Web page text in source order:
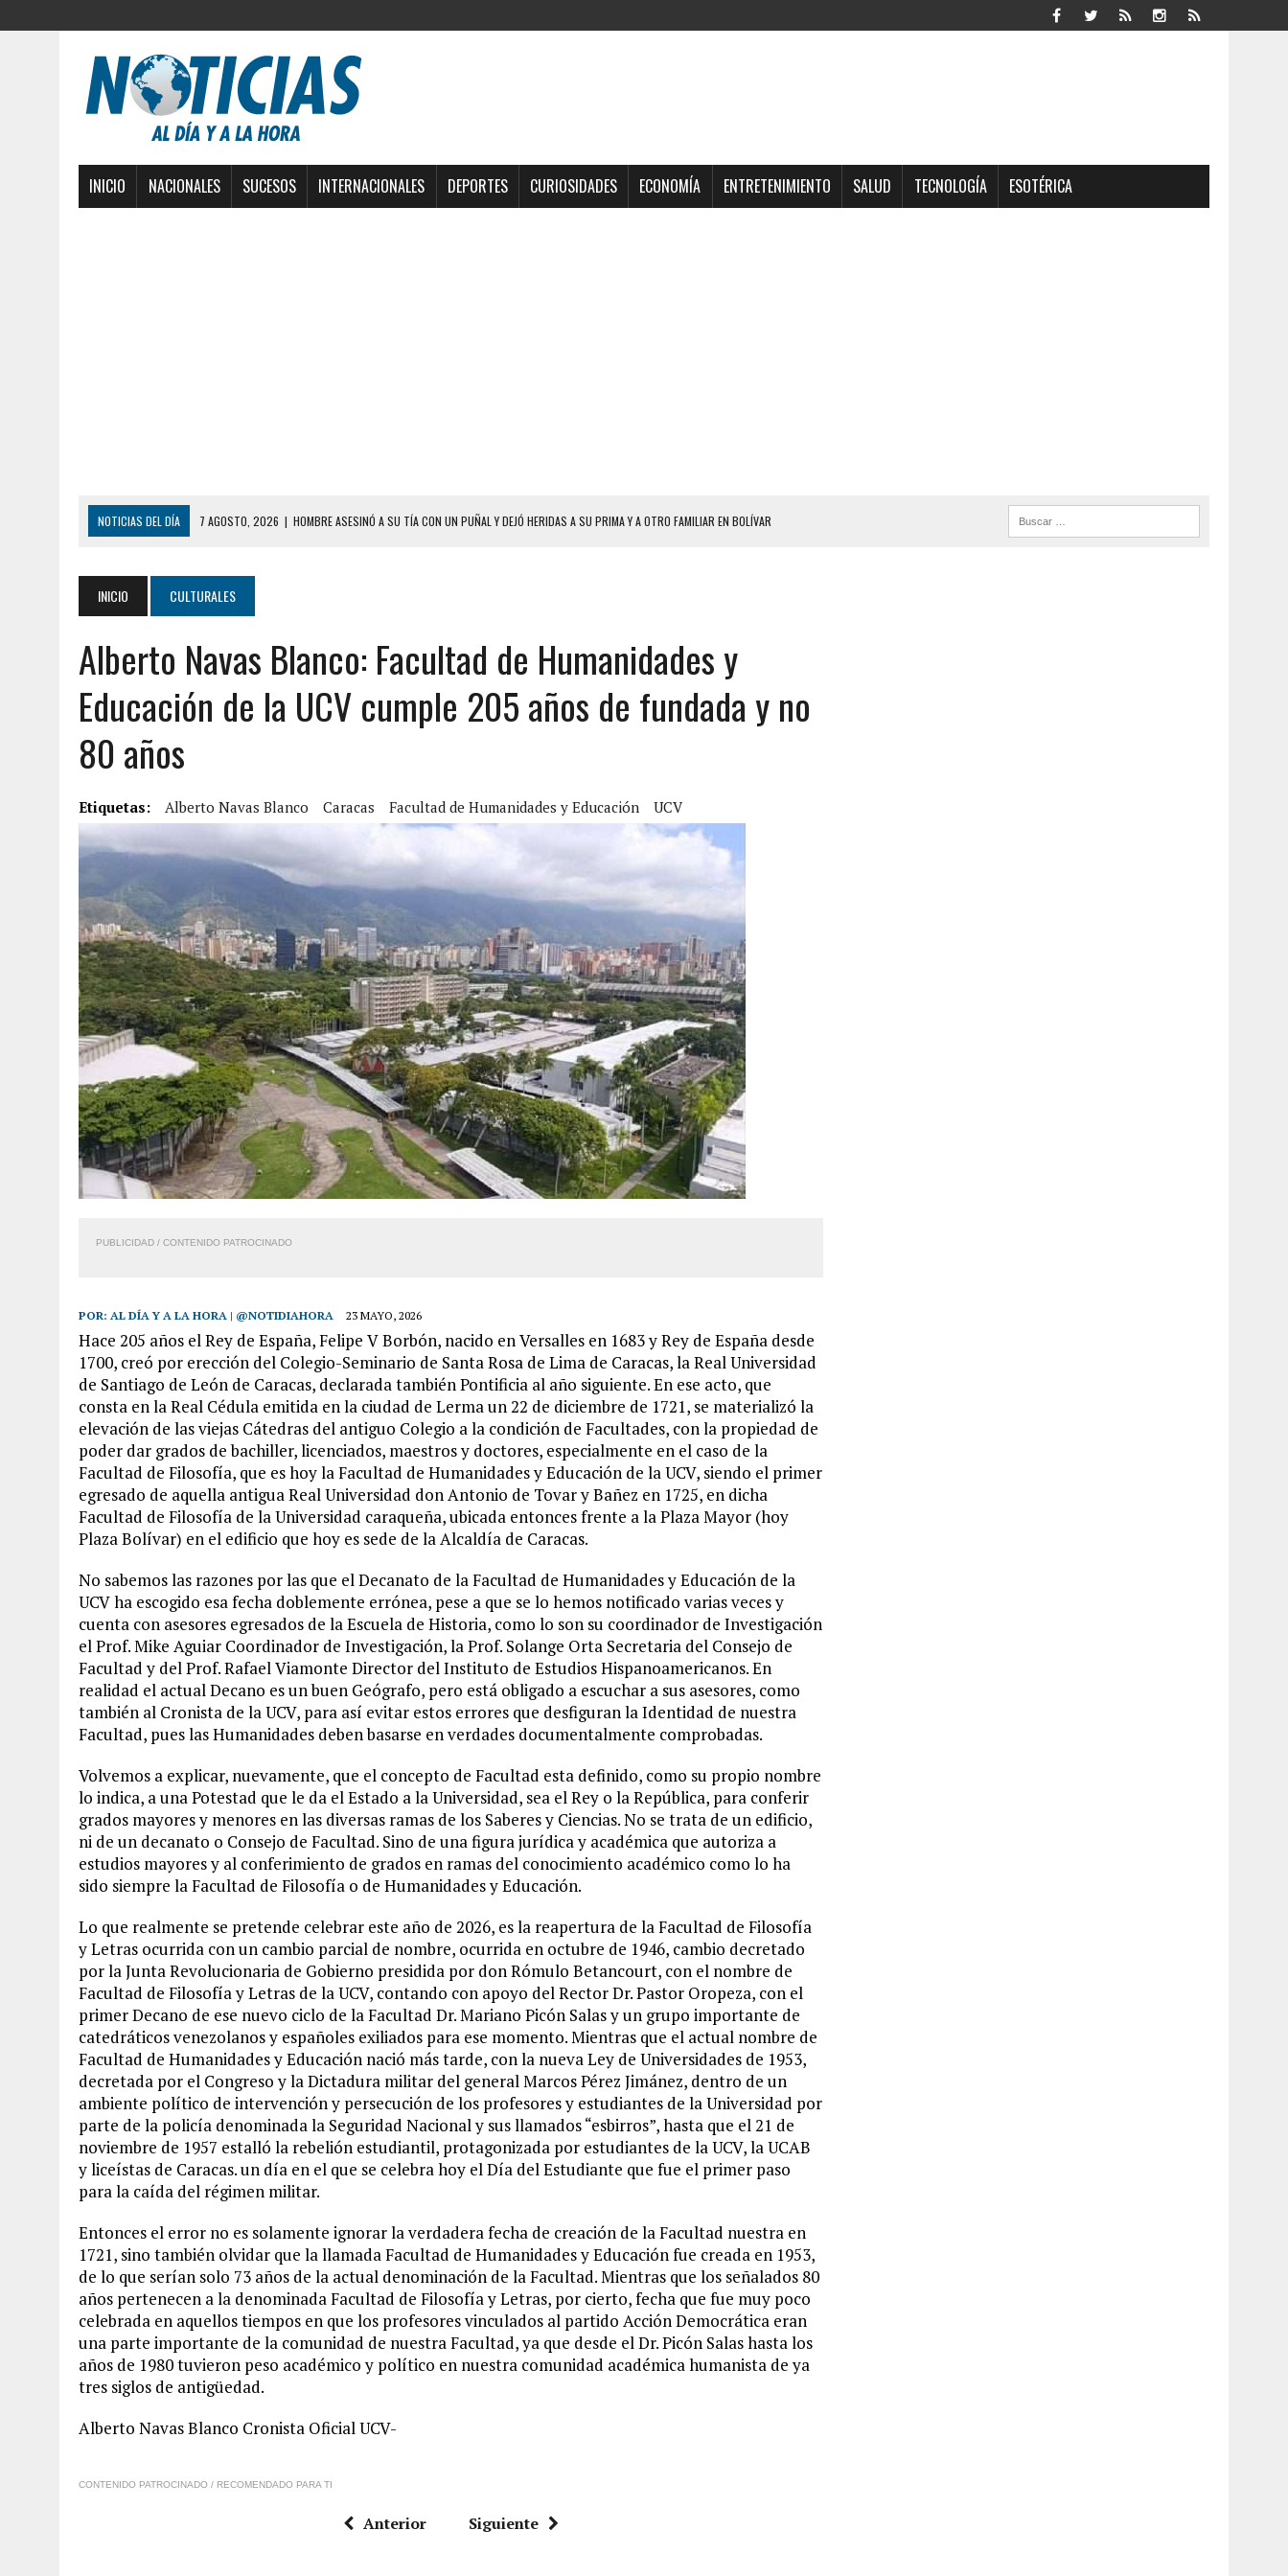
INICIO NACIONALES SUCESOS INTERNACIONALES DEPORTES CURIOSIDADES ECONOMÍA ENTRETENIMIENTO SALUD TECNOLOGÍA ESOTÉRICA
NOTICIAS DEL DÍA 7 AGOSTO, 2026 | HOMBRE ASESINÓ A SU TÍA CON UN PUÑAL Y DEJÓ HERIDAS A SU PRIMA Y A OTRO FAMILIAR EN BOLÍVAR
6 AGOSTO, 2026 | MISTERIOSA MUERTE DE MODELO EN MONAGAS: HALLARON EL CUERPO DENTRO DE SU CASA
6 AGOSTO, 2026
BARINAS: ADOLESCENTE SE QUITÓ LA VIDA TRAS SER ACOSADA Y ABUSADA POR LA PAREJA DE SU ABUELA
6 AGOSTO, 2026
CONMOCIÓN EN COLORADO POR ASESINATO DE UNA ADOLESCENTE VENEZOLANA EN REUNIÓN CON AMIGOS
5 AGOSTO, 2026
|
PRESUNTO BROTE PSICÓTICO POR FALTA DE TRATAMIENTO DESENCADENÓ TRAGEDIA FAMILIAR
5 AGOSTO, 2026
8 AGOSTO, 2026
7 AGOSTO, 2026 | FUGA DE GAS GENERÓ EXPLOSIÓN EN LOCAL COMERCIAL DE CHACAO
INICIO CULTURALES
Alberto Navas Blanco: Facultad de Humanidades y
Educación de la UCV cumple 205 años de fundada y no
80 años
Etiquetas: Alberto Navas Blanco Caracas Facultad de Humanidades y Educación UCV
PUBLICIDAD / CONTENIDO PATROCINADO
POR: AL DÍA Y A LA HORA | @NOTIDIAHORA 23 MAYO, 2026
Hace 205 años el Rey de España, Felipe V Borbón, nacido en Versalles en 1683 y Rey de España desde
1700, creó por erección del Colegio-Seminario de Santa Rosa de Lima de Caracas, la Real Universidad
de Santiago de León de Caracas, declarada también Pontificia al año siguiente. En ese acto, que
consta en la Real Cédula emitida en la ciudad de Lerma un 22 de diciembre de 1721, se materializó la
elevación de las viejas Cátedras del antiguo Colegio a la condición de Facultades, con la propiedad de
poder dar grados de bachiller, licenciados, maestros y doctores, especialmente en el caso de la
Facultad de Filosofía, que es hoy la Facultad de Humanidades y Educación de la UCV, siendo el primer
egresado de aquella antigua Real Universidad don Antonio de Tovar y Bañez en 1725, en dicha
Facultad de Filosofía de la Universidad caraqueña, ubicada entonces frente a la Plaza Mayor (hoy
Plaza Bolívar) en el edificio que hoy es sede de la Alcaldía de Caracas.
No sabemos las razones por las que el Decanato de la Facultad de Humanidades y Educación de la
UCV ha escogido esa fecha doblemente errónea, pese a que se lo hemos notificado varias veces y
cuenta con asesores egresados de la Escuela de Historia, como lo son su coordinador de Investigación
el Prof. Mike Aguiar Coordinador de Investigación, la Prof. Solange Orta Secretaria del Consejo de
Facultad y del Prof. Rafael Viamonte Director del Instituto de Estudios Hispanoamericanos. En
realidad el actual Decano es un buen Geógrafo, pero está obligado a escuchar a sus asesores, como
también al Cronista de la UCV, para así evitar estos errores que desfiguran la Identidad de nuestra
Facultad, pues las Humanidades deben basarse en verdades documentalmente comprobadas.
Volvemos a explicar, nuevamente, que el concepto de Facultad esta definido, como su propio nombre
lo indica, a una Potestad que le da el Estado a la Universidad, sea el Rey o la República, para conferir
grados mayores y menores en las diversas ramas de los Saberes y Ciencias. No se trata de un edificio,
ni de un decanato o Consejo de Facultad. Sino de una figura jurídica y académica que autoriza a
estudios mayores y al conferimiento de grados en ramas del conocimiento académico como lo ha
sido siempre la Facultad de Filosofía o de Humanidades y Educación.
Lo que realmente se pretende celebrar este año de 2026, es la reapertura de la Facultad de Filosofía
y Letras ocurrida con un cambio parcial de nombre, ocurrida en octubre de 1946, cambio decretado
por la Junta Revolucionaria de Gobierno presidida por don Rómulo Betancourt, con el nombre de
Facultad de Filosofía y Letras de la UCV, contando con apoyo del Rector Dr. Pastor Oropeza, con el
primer Decano de ese nuevo ciclo de la Facultad Dr. Mariano Picón Salas y un grupo importante de
catedráticos venezolanos y españoles exiliados para ese momento. Mientras que el actual nombre de
Facultad de Humanidades y Educación nació más tarde, con la nueva Ley de Universidades de 1953,
decretada por el Congreso y la Dictadura militar del general Marcos Pérez Jimánez, dentro de un
ambiente político de intervención y persecución de los profesores y estudiantes de la Universidad por
parte de la policía denominada la Seguridad Nacional y sus llamados “esbirros”, hasta que el 21 de
noviembre de 1957 estalló la rebelión estudiantil, protagonizada por estudiantes de la UCV, la UCAB
y liceístas de Caracas. un día en el que se celebra hoy el Día del Estudiante que fue el primer paso
para la caída del régimen militar.
Entonces el error no es solamente ignorar la verdadera fecha de creación de la Facultad nuestra en
1721, sino también olvidar que la llamada Facultad de Humanidades y Educación fue creada en 1953,
de lo que serían solo 73 años de la actual denominación de la Facultad. Mientras que los señalados 80
años pertenecen a la denominada Facultad de Filosofía y Letras, por cierto, fecha que fue muy poco
celebrada en aquellos tiempos en que los profesores vinculados al partido Acción Democrática eran
una parte importante de la comunidad de nuestra Facultad, ya que desde el Dr. Picón Salas hasta los
años de 1980 tuvieron peso académico y político en nuestra comunidad académica humanista de ya
tres siglos de antigüedad.
Alberto Navas Blanco Cronista Oficial UCV-
CONTENIDO PATROCINADO / RECOMENDADO PARA TI
Anterior Siguiente